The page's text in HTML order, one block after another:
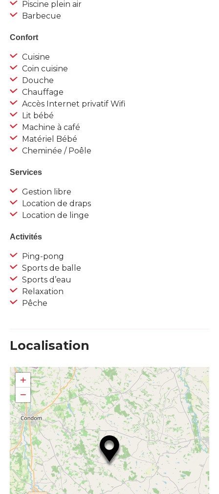
Piscine plein air
Barbecue
Confort
Cuisine
Coin cuisine
Douche
Chauffage
Accès Internet privatif Wifi
Lit bébé
Machine à café
Matériel Bébé
Cheminée / Poêle
Services
Gestion libre
Location de draps
Location de linge
Activités
Ping-pong
Sports de balle
Sports d’eau
Relaxation
Pêche
Localisation
+
−